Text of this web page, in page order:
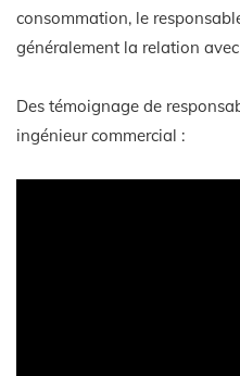
consommation, le
généralement la relation
Des témoignage de
ingénieur commercial :